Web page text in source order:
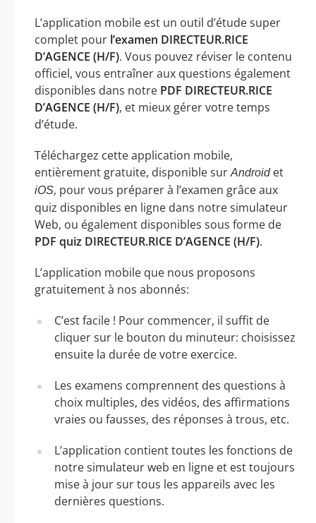
L’application mobile est un outil d’étude super
complet pour l’examen DIRECTEUR.RICE
D’AGENCE (H/F). Vous pouvez réviser le contenu
officiel, vous entraîner aux questions également
disponibles dans notre PDF DIRECTEUR.RICE
D’AGENCE (H/F), et mieux gérer votre temps
d’étude.
Téléchargez cette application mobile,
entièrement gratuite, disponible surAndroidet
iOS, pour vous préparer à l’examen grâce aux
quiz disponibles en ligne dans notre simulateur
Web, ou également disponibles sous forme de
PDF quiz DIRECTEUR.RICE D’AGENCE (H/F).
L’application mobile que nous proposons
gratuitement à nos abonnés:
C’est facile ! Pour commencer, il suffit de
cliquer sur le bouton du minuteur: choisissez
ensuite la durée de votre exercice.
Les examens comprennent des questions à
choix multiples, des vidéos, des affirmations
vraies ou fausses, des réponses à trous, etc.
L’application contient toutes les fonctions de
notre simulateur web en ligne et est toujours
mise à jour sur tous les appareils avec les
dernières questions.